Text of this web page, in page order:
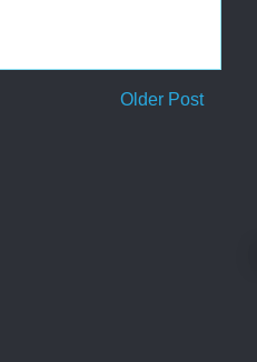
Older Post